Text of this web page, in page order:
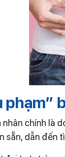
phạm”
chính là
sẵn, dẫn đến